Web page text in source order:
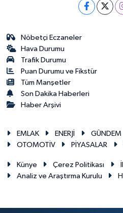
Nöbetçi Eczaneler
Hava Durumu
Trafik Durumu
Puan Durumu ve Fikstür
Tüm Manşetler
Son Dakika Haberleri
Haber Arşivi
EMLAK ENERJİ GÜNDEM
OTOMOTİV
PİYASALAR
Künye Çerez Politikası
Analiz ve Araştırma Kurulu